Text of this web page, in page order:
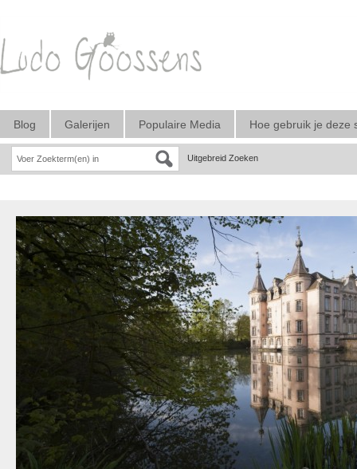
Blog Galerijen Populaire Media Hoe gebruik je deze
Uitgebreid Zoeken